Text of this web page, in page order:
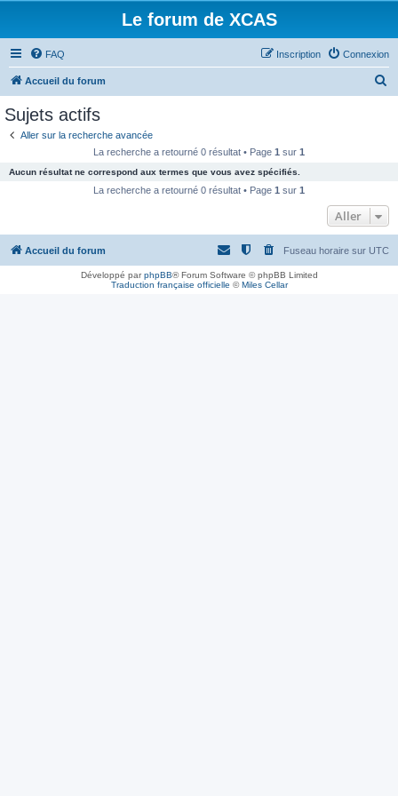
Le forum de XCAS
FAQ Connexion
Inscription
Accueil du forum
c
e
Sujets actifs
Aller sur la recherche avancée
La recherche a retourné 0 résultat • Page 1 sur 1
Aucun résultat ne correspond aux termes que vous avez spécifiés.
La recherche a retourné 0 résultat • Page 1 sur 1
Aller
Accueil du forum Fuseau horaire sur UTC
Développé parphpBB® Forum Software © phpBB Limited
Traduction française officielle ©Miles Cellar